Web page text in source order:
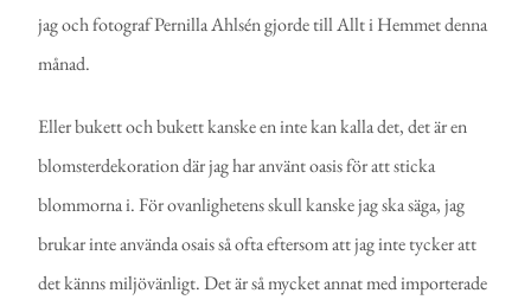
jag och fotograf Pernilla Ahlsén gjorde till Allt i Hemmet denna
månad.
Eller bukett och bukett kanske en inte kan kalla det, det är en
blomsterdekoration där jag har använt oasis för att sticka
blommorna i. För ovanlighetens skull kanske jag ska säga, jag
brukar inte använda osais så ofta eftersom att jag inte tycker att
det känns miljövänligt. Det är så mycket annat med importerade